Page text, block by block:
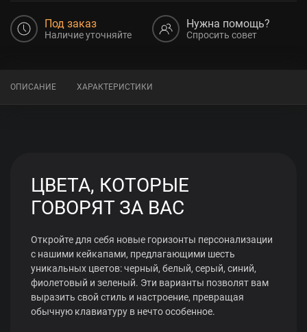
Под заказ
Наличие уточняйте
Нужна помощь?
Спросить совет
ОПИСАНИЕ ХАРАКТЕРИСТИКИ
ЦВЕТА, КОТОРЫЕ
ГОВОРЯТ ЗА ВАС
Откройте для себя новые горизонты персонализации
с нашими кейкапами, предлагающими шесть
уникальных цветов: черный, белый, серый, синий,
фиолетовый и зеленый. Эти варианты позволят вам
выразить свой стиль и настроение, превращая
обычную клавиатуру в нечто особенное.